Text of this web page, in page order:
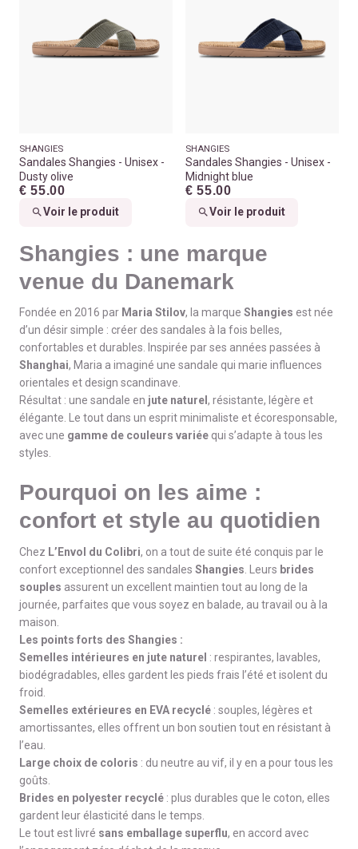
SHANGIES
Sandales Shangies - Unisex -
Dusty olive
€ 55.00
Voir le produit
SHANGIES
Sandales Shangies - Unisex -
Midnight blue
€ 55.00
Voir le produit
Shangies : une marque
venue du Danemark
Fondée en 2016 par Maria Stilov, la marque Shangies est née
d’un désir simple : créer des sandales à la fois belles,
confortables et durables. Inspirée par ses années passées à
Shanghai, Maria a imaginé une sandale qui marie influences
orientales et design scandinave.
Résultat : une sandale en jute naturel , résistante, légère et
élégante. Le tout dans un esprit minimaliste et écoresponsable,
avec une gamme de couleurs variée qui s’adapte à tous les
styles.
Pourquoi on les aime :
confort et style au quotidien
Chez L’Envol du Colibri, on a tout de suite été conquis par le
confort exceptionnel des sandales Shangies . Leurs brides
souples assurent un excellent maintien tout au long de la
journée, parfaites que vous soyez en balade, au travail ou à la
maison.
Les points forts des Shangies :
Semelles intérieures en jute naturel : respirantes, lavables,
biodégradables, elles gardent les pieds frais l’été et isolent du
froid.
Semelles extérieures en EVA recyclé : souples, légères et
amortissantes, elles offrent un bon soutien tout en résistant à
l’eau.
Large choix de coloris : du neutre au vif, il y en a pour tous les
goûts.
Brides en polyester recyclé : plus durables que le coton, elles
gardent leur élasticité dans le temps.
Le tout est livré sans emballage superflu, en accord avec